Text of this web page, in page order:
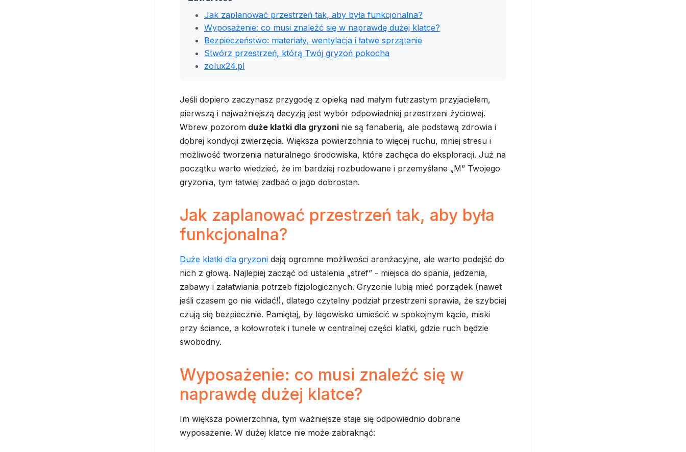
Jak zaplanować przestrzeń tak, aby była funkcjonalna?
Wyposażenie: co musi znaleźć się w naprawdę dużej klatce?
Bezpieczeństwo: materiały, wentylacja i łatwe sprzątanie
Stwórz przestrzeń, którą Twój gryzoń pokocha
zolux24.pl
Jeśli dopiero zaczynasz przygodę z opieką nad małym futrzastym przyjacielem,
pierwszą i najważniejszą decyzją jest wybór odpowiedniej przestrzeni życiowej.
Wbrew pozorom duże klatki dla gryzoni nie są fanaberią, ale podstawą zdrowia i
dobrej kondycji zwierzęcia. Większa powierzchnia to więcej ruchu, mniej stresu i
możliwość tworzenia naturalnego środowiska, które zachęca do eksploracji. Już na
początku warto wiedzieć, że im bardziej rozbudowane i przemyślane „M” Twojego
gryzonia, tym łatwiej zadbać o jego dobrostan.
Jak zaplanować przestrzeń tak, aby była
funkcjonalna?
Duże klatki dla gryzoni dają ogromne możliwości aranżacyjne, ale warto podejść do
nich z głową. Najlepiej zacząć od ustalenia „stref” - miejsca do spania, jedzenia,
zabawy i załatwiania potrzeb fizjologicznych. Gryzonie lubią mieć porządek (nawet
jeśli czasem go nie widać!), dlatego czytelny podział przestrzeni sprawia, że szybciej
czują się bezpiecznie. Pamiętaj, by legowisko umieścić w spokojnym kącie, miski
przy ściance, a kołowrotek i tunele w centralnej części klatki, gdzie ruch będzie
swobodny.
Wyposażenie: co musi znaleźć się w
naprawdę dużej klatce?
Im większa powierzchnia, tym ważniejsze staje się odpowiednio dobrane
wyposażenie. W dużej klatce nie może zabraknąć: